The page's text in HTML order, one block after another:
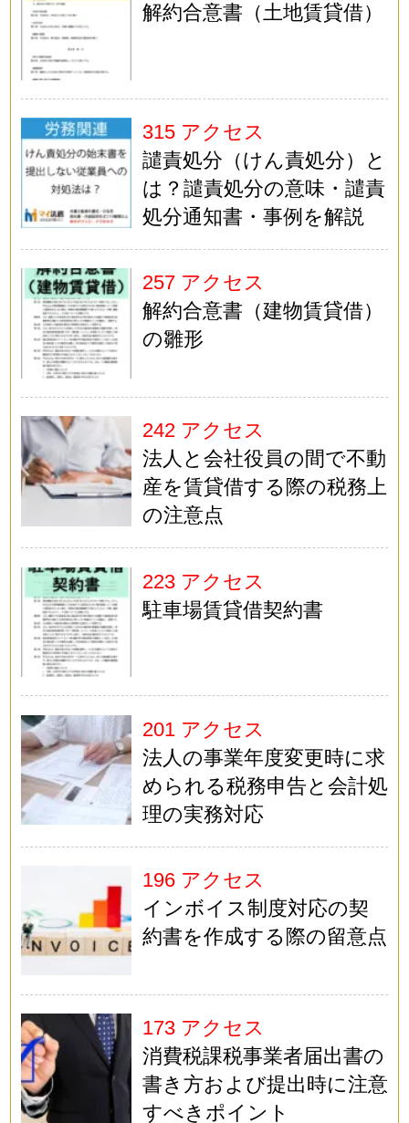
解約合意書（土地賃貸借）
315 アクセス
譴責処分（けん責処分）と
は？譴責処分の意味・譴責
処分通知書・事例を解説
257 アクセス
解約合意書（建物賃貸借）
の雛形
242 アクセス
法人と会社役員の間で不動
産を賃貸借する際の税務上
の注意点
223 アクセス
駐車場賃貸借契約書
201 アクセス
法人の事業年度変更時に求
められる税務申告と会計処
理の実務対応
196 アクセス
インボイス制度対応の契
約書を作成する際の留意点
173 アクセス
消費税課税事業者届出書の
書き方および提出時に注意
すべきポイント